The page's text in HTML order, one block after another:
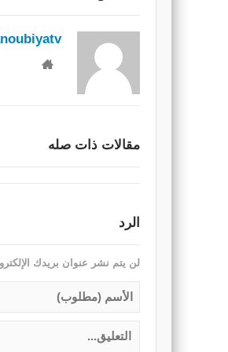
مقالات ذات صله
الرد
لن يتم نشر عنوان بريدك